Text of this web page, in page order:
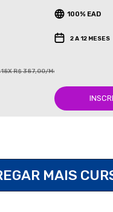
100% EAD
2 A 12 MESES
18X R$ 387,00/Mês
MAIS